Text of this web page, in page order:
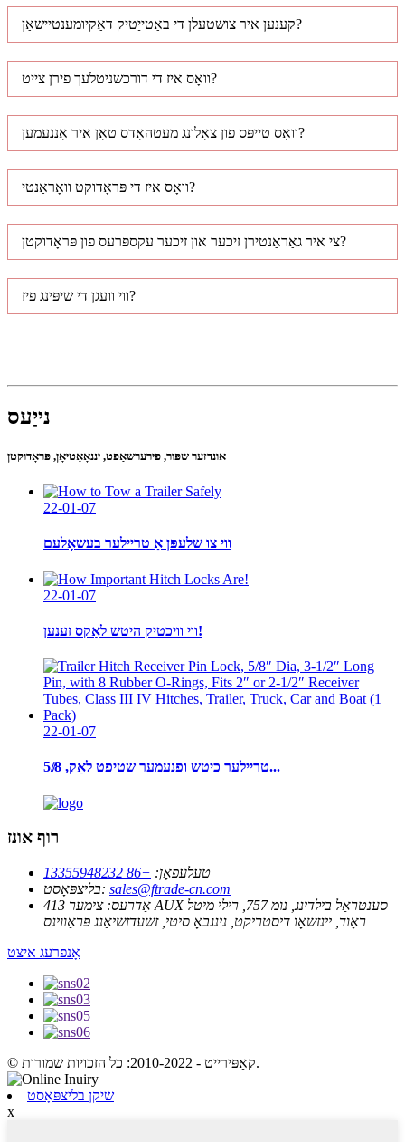
קענען איר צושטעלן די באַטייַטיק דאַקיומענטיישאַן?
וואָס איז די דורכשניטלעך פירן צייט?
וואָס טייפּס פון צאָלונג מעטהאָדס טאָן איר אָננעמען?
וואָס איז די פּראָדוקט וואָראַנטי?
צי איר גאַראַנטירן זיכער און זיכער עקספּרעס פון פּראָדוקטן?
ווי וועגן די שיפּינג פיז?
נייַעס
אונדזער שפּור, פירערשאַפט, יננאָאַטיאָן, פּראָדוקטן
22-01-07
ווי צו שלעפּן אַ טריילער בעשאָלעם
22-01-07
ווי וויכטיק היטש לאַקס זענען!
22-01-07
טריילער כיטש ופנעמער שטיפט לאַק, 5/8̸...
רוף אונז
טעלעפֿאָן: +86 13355948232
בליצפּאָסט: sales@ftrade-cn.com
אַדרעס:
צימער 413 AUX סענטראַל בילדינג, נומ 757, רילי מיטל
ראָוד, יינזשאָו דיסטריקט, נינגבאָ סיטי, זשעדזשיאַנג פּראַווינס
אָנפרעג איצט
© קאַפּירייט - 2010-2022: כל הזכויות שמורות.
שיקן בליצפּאָסט
x